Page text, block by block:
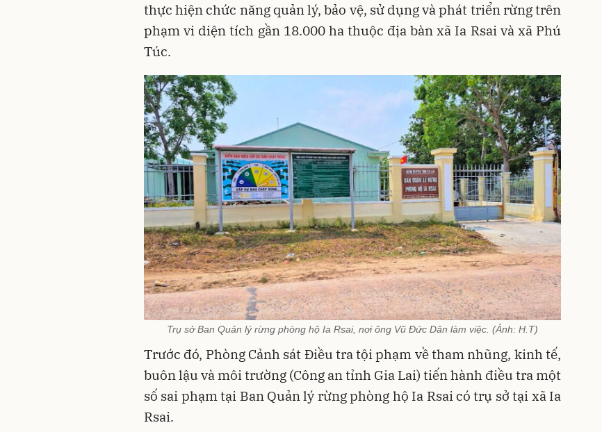
thực hiện chức năng quản lý, bảo vệ, sử dụng và phát triển rừng trên
phạm vi diện tích gần 18.000 ha thuộc địa bàn xã Ia Rsai và xã Phú
Túc.
Trụ sở Ban Quản lý rừng phòng hộ Ia Rsai, nơi ông Vũ Đức Dân làm việc. (Ảnh: H.T)
Trước đó, Phòng Cảnh sát Điều tra tội phạm về tham nhũng, kinh tế,
buôn lậu và môi trường (Công an tỉnh Gia Lai) tiến hành điều tra một
số sai phạm tại Ban Quản lý rừng phòng hộ Ia Rsai có trụ sở tại xã Ia
Rsai.